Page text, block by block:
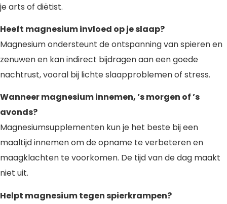
je arts of diëtist.
Heeft magnesium invloed op je slaap?
Magnesium ondersteunt de ontspanning van spieren en
zenuwen en kan indirect bijdragen aan een goede
nachtrust, vooral bij lichte slaapproblemen of stress.
Wanneer magnesium innemen, ’s morgen of ’s
avonds?
Magnesiumsupplementen kun je het beste bij een
maaltijd innemen om de opname te verbeteren en
maagklachten te voorkomen. De tijd van de dag maakt
niet uit.
Helpt magnesium tegen spierkrampen?